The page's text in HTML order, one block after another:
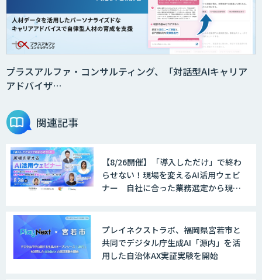
プラスアルファ・コンサルティング、「対話型AIキャリア
アドバイザ…
関連記事
【8/26開催】「導入しただけ」で終わ
らせない！現場を変えるAI活用ウェビ
ナー 自社に合った業務選定から現
プレイネクストラボ、福岡県宮若市と
共同でデジタル庁生成AI「源内」を活
用した自治体AX実証実験を開始